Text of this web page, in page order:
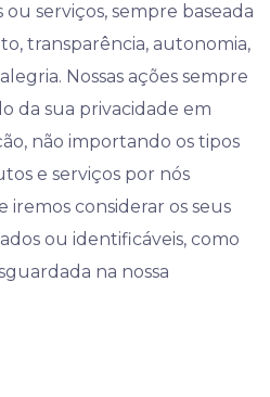
serviços, sempre baseada
transparência, autonomia,
Nossas ações sempre
da sua privacidade em
não importando os tipos
e serviços por nós
iremos considerar os seus
ou identificáveis, como
na nossa